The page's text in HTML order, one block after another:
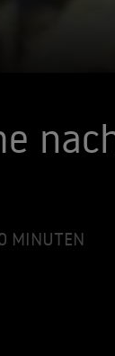
MINUTEN